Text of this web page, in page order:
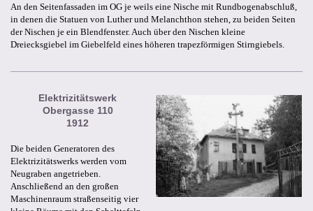
An den Seitenfassaden im OG je weils eine Nische mit Rundbogenabschluß,
in denen die Statuen von Luther und Melanchthon stehen, zu beiden Seiten
der Nischen je ein Blendfenster. Auch über den Nischen kleine
Dreiecksgiebel im Giebelfeld eines höheren trapezförmigen Stirngiebels.
Elektrizitätswerk
Obergasse 110
1912
Die beiden Generatoren des
Elektrizitätswerks werden vom
Neugraben angetrieben.
Anschließend an den großen
Maschinenraum straßenseitig vier